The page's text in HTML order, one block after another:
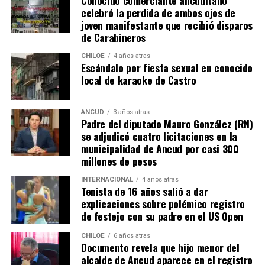
muchas familias que desde hace un tiempo venían
tramitando la regularización de sus sitios, aunque ahora
también tendrán que responder con algunos requisitos
como por ejemplo tener un periodo de ocupación de la
propiedad por más de 5 años.
“Efectivamente al interpretar el dictamen de
Contraloría, si bien es cierto, permite nuevamente
sanear sitios, sobre la propiedad particular en el
sector rural específicamente, viene con algunas
precisiones y van a ser más rigurosos en la
ocupación material, es decir, la persona que quiera
sanear tiene que tener un inmueble construido
sobre el sitio, tiene que estar cerrado, tiene que
estar conectado idealmente a los servicios básicos,
idealmente a agua potable, luz eléctrica y tener
dominio de ocupación material por más de 5 años,
como lo dice la Ley”,recalcó el consejero de la
celebró la perdida de ambos ojos de
joven manifestante que recibió disparos
de Carabineros
CHILOE 4 años atras
Escándalo por fiesta sexual en conocido
local de karaoke de Castro
ANCUD 3 años atras
Padre del diputado Mauro González (RN)
se adjudicó cuatro licitaciones en la
municipalidad de Ancud por casi 300
millones de pesos
INTERNACIONAL 4 años atras
Tenista de 16 años salió a dar
explicaciones sobre polémico registro
de festejo con su padre en el US Open
CHILOE 6 años atras
Documento revela que hijo menor del
alcalde de Ancud aparece en el registro